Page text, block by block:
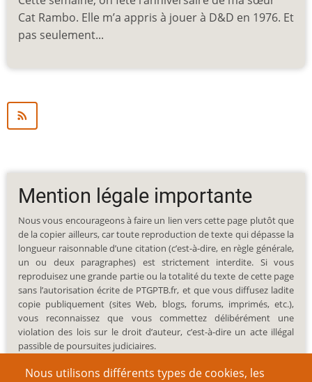
Cat Rambo. Elle m’a appris à jouer à D&D en 1976. Et
pas seulement...
Nous utilisons différents types de cookies, les
Mention légale importante
Nous vous encourageons à faire un lien vers cette page plutôt que
de la copier ailleurs, car toute reproduction de texte qui dépasse la
longueur raisonnable d’une citation (c’est-à-dire, en règle générale,
un ou deux paragraphes) est strictement interdite. Si vous
reproduisez une grande partie ou la totalité du texte de cette page
sans l’autorisation écrite de PTGPTB.fr, et que vous diffusez ladite
copie publiquement (sites Web, blogs, forums, imprimés, etc.),
vous reconnaissez que vous commettez délibérément une
violation des lois sur le droit d’auteur, c’est-à-dire un acte illégal
passible de poursuites judiciaires.